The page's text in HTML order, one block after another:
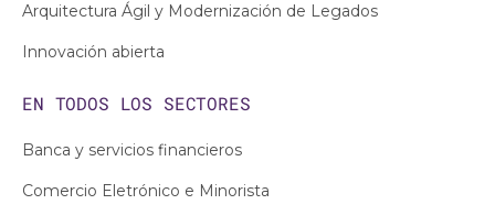
Arquitectura Ágil y Modernización de Legados
Innovación abierta
EN TODOS LOS SECTORES
Banca y servicios financieros
Comercio Eletrónico e Minorista